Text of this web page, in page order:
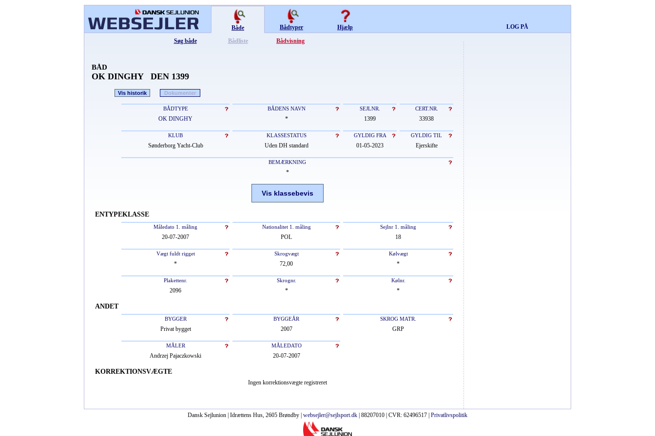
Både
Søg både
Bådliste Bådvisning
Bådtyper Hjælp LOG PÅ
BÅD
OK DINGHY DEN 1399
Vis historik Dokumenter
BÅDTYPE BÅDENS NAVN SEJLNR. CERT.NR.
OK DINGHY * 1399 33938
KLUB KLASSESTATUS GYLDIG FRA GYLDIG TIL
Sønderborg Yacht-Club Uden DH standard 01-05-2023 Ejerskifte
BEMÆRKNING
*
Vis klassebevis
ENTYPEKLASSE
Måledato 1. måling Nationalitet 1. måling Sejlnr 1. måling
20-07-2007 POL 18
Vægt fuldt rigget Skrogvægt Kølvægt
* 72,00 *
Plakettenr. Skrognr. Kølnr.
2096 * *
ANDET
BYGGER BYGGEÅR SKROG MATR.
Privat bygget 2007 GRP
MÅLER MÅLEDATO
Andrzej Pajaczkowski 20-07-2007
KORREKTIONSVÆGTE
Ingen korrektionsvægte registreret
Dansk Sejlunion | Idrættens Hus, 2605 Brøndby | websejler@sejlsport.dk | 88207010 | CVR: 62496517 | Privatlivspolitik